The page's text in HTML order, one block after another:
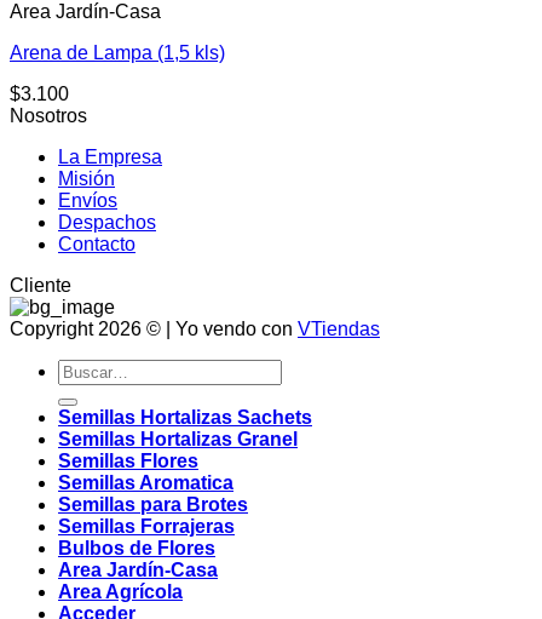
Area Jardín-Casa
Arena de Lampa (1,5 kls)
$3.100
Nosotros
La Empresa
Misión
Envíos
Despachos
Contacto
Cliente
Copyright 2026 © | Yo vendo con VTiendas
Buscar
por:
Semillas Hortalizas Sachets
Semillas Hortalizas Granel
Semillas Flores
Semillas Aromatica
Semillas para Brotes
Semillas Forrajeras
Bulbos de Flores
Area Jardín-Casa
Area Agrícola
Acceder